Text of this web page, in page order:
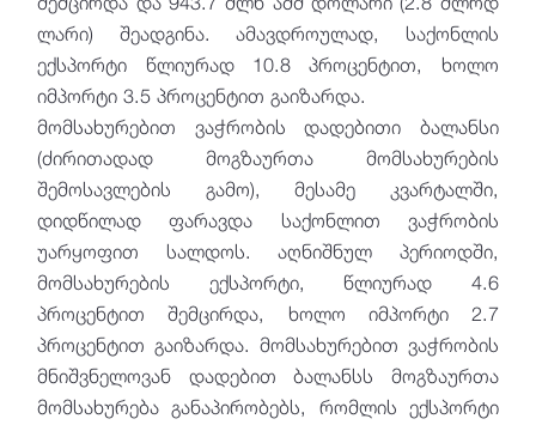
ლარი) შეადგინა. ამავდროულად, საქონლის
ექსპორტი წლიურად 10.8 პროცენტით, ხოლო
იმპორტი 3.5 პროცენტით გაიზარდა.
მომსახურებით ვაჭრობის დადებითი ბალანსი
(ძირითადად მოგზაურთა მომსახურების
შემოსავლების გამო), მესამე კვარტალში,
დიდწილად ფარავდა საქონლით ვაჭრობის
უარყოფით სალდოს. აღნიშნულ პერიოდში,
მომსახურების ექსპორტი, წლიურად 4.6
პროცენტით შემცირდა, ხოლო იმპორტი 2.7
პროცენტით გაიზარდა. მომსახურებით ვაჭრობის
მნიშვნელოვან დადებით ბალანსს მოგზაურთა
მომსახურება განაპირობებს, რომლის ექსპორტი